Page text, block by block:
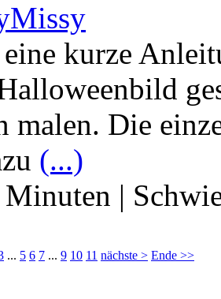
kurze
malen. Die
(...)
|
... 5 6 7 ... 9 10 11 nächste > Ende >>